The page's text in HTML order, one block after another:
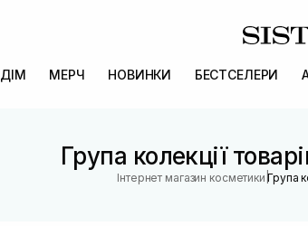
ДІМ МЕРЧ НОВИНКИ БЕСТСЕЛЕРИ
Група колекції
Інтернет магазин косметики |Група